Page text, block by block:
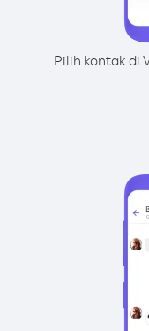
Pilih kontak di